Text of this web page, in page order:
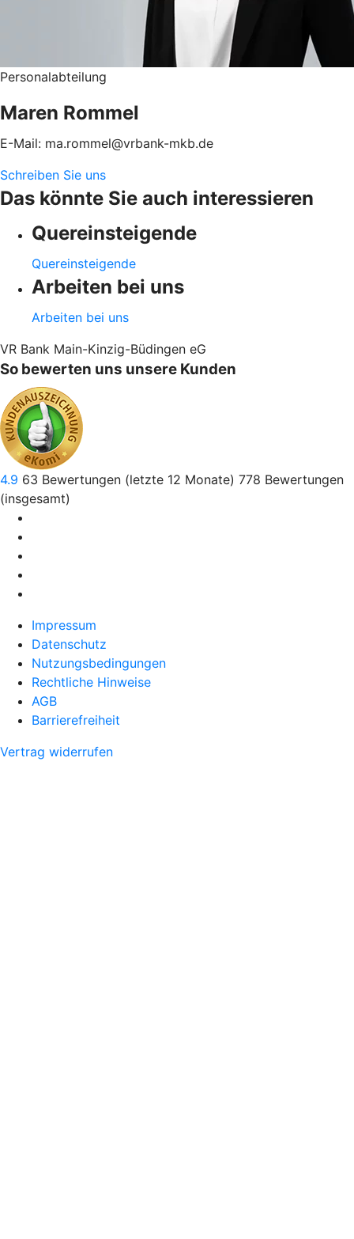
Personalabteilung
Maren Rommel
E-Mail: ma.rommel@vrbank-mkb.de
Schreiben Sie uns
Das könnte Sie auch interessieren
Quereinsteigende
Quereinsteigende
Arbeiten bei uns
Arbeiten bei uns
VR Bank Main-Kinzig-Büdingen eG
So bewerten uns unsere Kunden
4.9 63 Bewertungen (letzte 12 Monate) 778 Bewertungen
(insgesamt)
Impressum
Datenschutz
Nutzungsbedingungen
Rechtliche Hinweise
AGB
Barrierefreiheit
Vertrag widerrufen